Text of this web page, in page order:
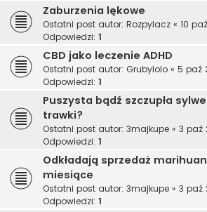
Zaburzenia lękowe
Ostatni post autor: Rozpylacz « 10
Odpowiedzi: 1
CBD jako leczenie ADHD
Ostatni post autor: Grubylolo « 5 paź
Odpowiedzi: 1
Puszysta bądź szczupła
trawki?
Ostatni post autor: 3majkupe « 3 paź
Odpowiedzi: 1
Odkładają sprzedaż
miesiące
Ostatni post autor: 3majkupe « 3 paź
Odpowiedzi: 1